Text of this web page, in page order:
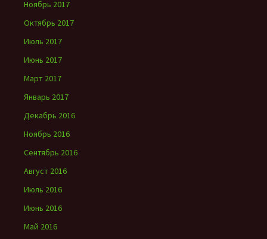
Ноябрь 2017
Октябрь 2017
Июль 2017
Июнь 2017
Март 2017
Январь 2017
Декабрь 2016
Ноябрь 2016
Сентябрь 2016
Август 2016
Июль 2016
Июнь 2016
Май 2016